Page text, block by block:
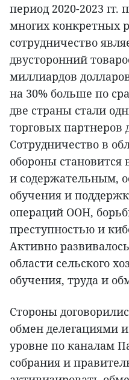
период 2020-2023 гг.
многих конкретных
сотрудничество
двусторонний
миллиардов
на 30% больше по
две страны стали
торговых партнеров
Сотрудничество в
обороны
и содержательным,
обучения и
операций ООН,
преступностью и
Активно
области сельского
обучения, труда и
Стороны
обмен делегациями
уровне по каналам
собрания и